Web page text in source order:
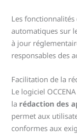
Les fonctionnalités
automatiques sur
à jour
responsables des
Facilitation de la
Le logiciel
la rédaction des
permet aux
conformes aux